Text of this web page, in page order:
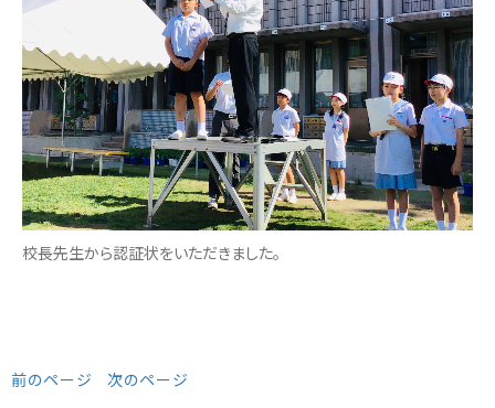
校長先生から認証状をいただきました。
前のページ 次のページ